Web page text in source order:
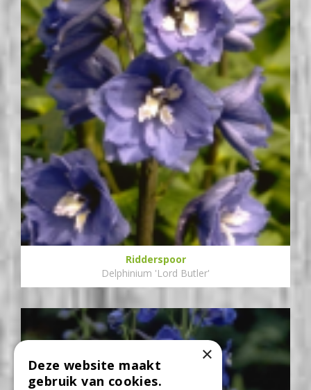
Ridderspoor
Delphinium 'Lord Butler'
×
Deze website maakt
gebruik van cookies.